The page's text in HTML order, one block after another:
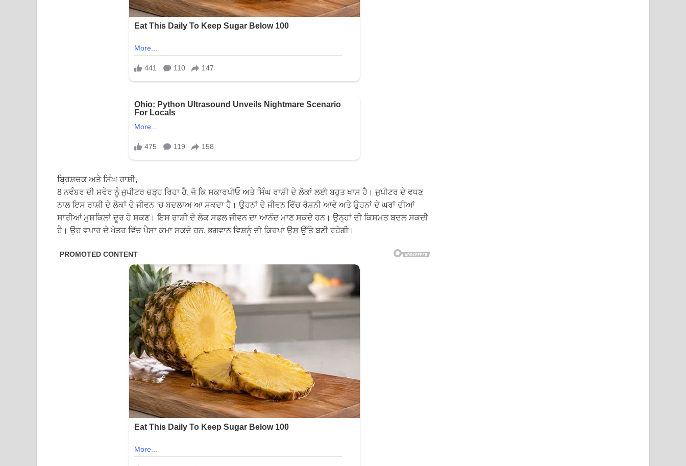
ਬ੍ਰਿਸ਼ਚਕ ਅਤੇ ਸਿੰਘ ਰਾਸ਼ੀ,
8 ਨਵੰਬਰ ਦੀ ਸਵੇਰ ਨੂੰ ਜੁਪੀਟਰ ਚੜ੍ਹ ਰਿਹਾ ਹੈ, ਜੋ ਕਿ ਸਕਾਰਪੀਓ ਅਤੇ ਸਿੰਘ ਰਾਸ਼ੀ ਦੇ ਲੋਕਾਂ ਲਈ ਬਹੁਤ ਖਾਸ ਹੈ। ਜੁਪੀਟਰ ਦੇ ਵਧਣ
ਨਾਲ ਇਸ ਰਾਸ਼ੀ ਦੇ ਲੋਕਾਂ ਦੇ ਜੀਵਨ ‘ਚ ਬਦਲਾਅ ਆ ਸਕਦਾ ਹੈ। ਉਹਨਾਂ ਦੇ ਜੀਵਨ ਵਿੱਚ ਰੋਸ਼ਨੀ ਆਵੇ ਅਤੇ ਉਹਨਾਂ ਦੇ ਘਰਾਂ ਦੀਆਂ
ਸਾਰੀਆਂ ਮੁਸ਼ਕਿਲਾਂ ਦੂਰ ਹੋ ਸਕਣ। ਇਸ ਰਾਸ਼ੀ ਦੇ ਲੋਕ ਸਫਲ ਜੀਵਨ ਦਾ ਆਨੰਦ ਮਾਣ ਸਕਦੇ ਹਨ। ਉਨ੍ਹਾਂ ਦੀ ਕਿਸਮਤ ਬਦਲ ਸਕਦੀ
ਹੈ। ਉਹ ਵਪਾਰ ਦੇ ਖੇਤਰ ਵਿੱਚ ਪੈਸਾ ਕਮਾ ਸਕਦੇ ਹਨ. ਭਗਵਾਨ ਵਿਸ਼ਨੂੰ ਦੀ ਕਿਰਪਾ ਉਸ ਉੱਤੇ ਬਣੀ ਰਹੇਗੀ।